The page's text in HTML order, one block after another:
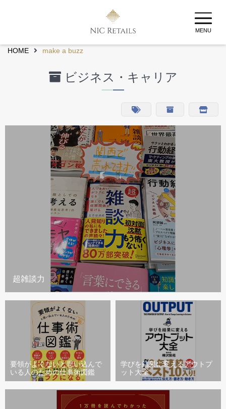
MENU
HOME make a buzz
ビジネス・キャリア
超雑談力
要領がよくないと思い込んで
いる人のための仕事術図鑑
学びを結果に変えるアウトプ
ット大全